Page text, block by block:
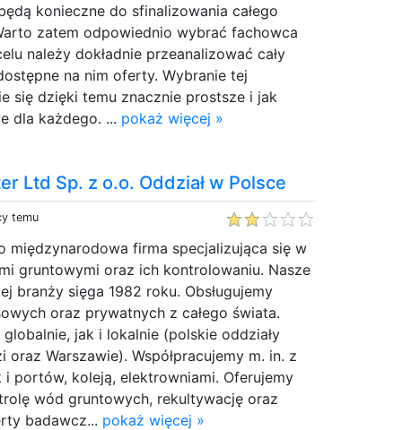
konieczne do sfinalizowania całego
zatem odpowiednio wybrać fachowca
należy dokładnie przeanalizować cały
na nim oferty. Wybranie tej
się dzięki temu znacznie prostsze i jak
dla każdego. ... pokaż więcej »
Ltd Sp. z o.o. Oddział w Polsce
temu
międzynarodowa firma specjalizująca się w
gruntowymi oraz ich kontrolowaniu. Nasze
branży sięga 1982 roku. Obsługujemy
oraz prywatnych z całego świata.
globalnie, jak i lokalnie (polskie oddziały
oraz Warszawie). Współpracujemy m. in. z
i portów, koleją, elektrowniami. Oferujemy
wód gruntowych, rekultywację oraz
badawcz... pokaż więcej »